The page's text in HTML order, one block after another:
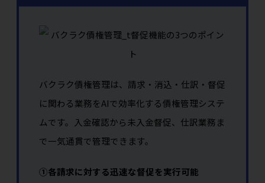
バクラク債権管理は、請求・消込・仕訳・督促
に関わる業務をAIで効率化する債権管理システ
ムです。入金確認から未入金督促、仕訳業務ま
で一気通貫で管理できます。
①各請求に対する迅速な督促を実行可能